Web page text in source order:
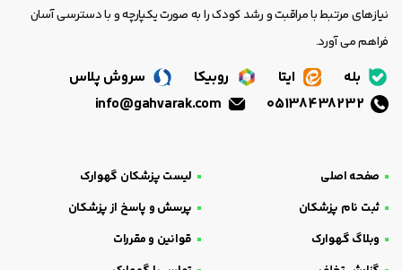
نیازهای مرتبط با مراقبت و رشد کودک را به صورت یکپارچه و با دسترسی آسان
فراهم می آورد.
بله ایتا روبیکا
سروش پلاس
صفحه اصلی
لیست پزشکان گهوارک
ثبت نام پزشکان
پرسش و پاسخ از پزشکان
وبلاگ گهوارک
قوانین و مقررات